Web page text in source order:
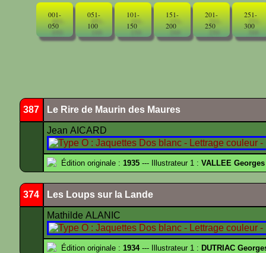
001-
050
051-
100
101-
150
151-
200
201-
250
251-
300
387 Le Rire de Maurin des Maures
Jean AICARD
Édition originale : 1935 --- Illustrateur 1 : VALLEE Georges
374 Les Loups sur la Lande
Mathilde ALANIC
Édition originale : 1934--- Illustrateur 1 : DUTRIAC